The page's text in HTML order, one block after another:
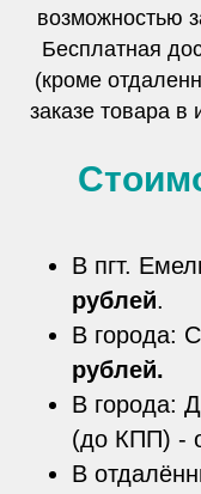
возможностью
Бесплатная
(кроме
заказе товара в
В пгт.
рублей.
В города:
рублей.
В города:
(до КПП) -
В